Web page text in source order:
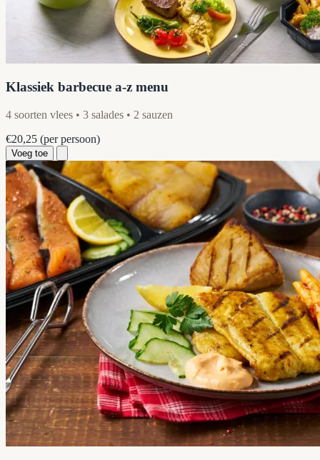
Klassiek barbecue a-z menu
4 soorten vlees • 3 salades • 2 sauzen
€20,25 (per persoon)
Voeg toe